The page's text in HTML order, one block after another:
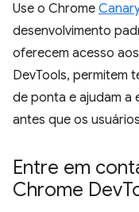
Use o Chrome Canary
desenvolvimento
oferecem acesso
DevTools, permitem
de ponta e ajudam a
antes que os
Entre em
Chrome Dev